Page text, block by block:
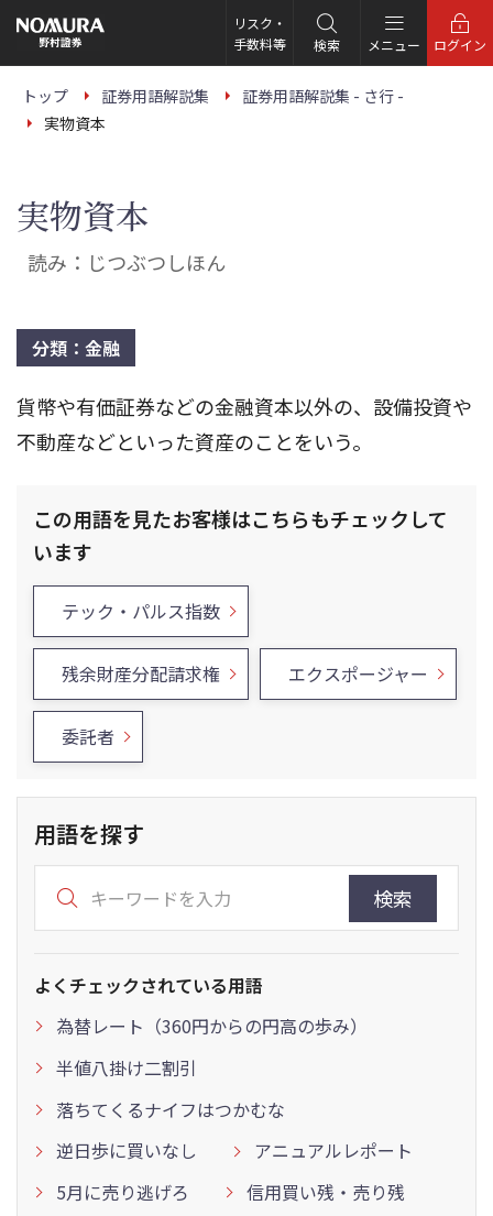
の
ー
リスク・
手数料等
検索 メニュー ログイン
トップ 証券用語解説集
証券用語解説集 - さ行 -
実物資本
実物資本
読み：じつぶつしほん
分類：金融
貨幣や有価証券などの金融資本以外の、設備投資や
不動産などといった資産のことをいう。
この用語を見たお客様はこちらもチェックして
います
テック・パルス指数
残余財産分配請求権 エクスポージャー
委託者
用語を探す
検索
よくチェックされている用語
為替レート（360円からの円高の歩み）
半値八掛け二割引
落ちてくるナイフはつかむな
逆日歩に買いなし
アニュアルレポート
5月に売り逃げろ
信用買い残・売り残